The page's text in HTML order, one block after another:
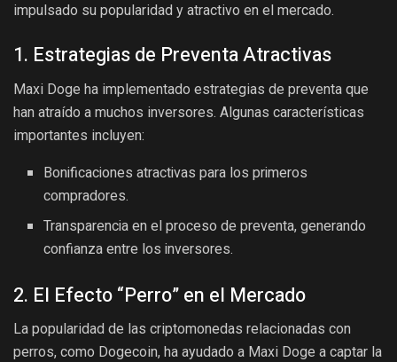
impulsado su popularidad y atractivo en el mercado.
1. Estrategias de Preventa Atractivas
Maxi Doge ha implementado estrategias de preventa que
han atraído a muchos inversores. Algunas características
importantes incluyen:
Bonificaciones atractivas para los primeros
compradores.
Transparencia en el proceso de preventa, generando
confianza entre los inversores.
2. El Efecto “Perro” en el Mercado
La popularidad de las criptomonedas relacionadas con
perros, como Dogecoin, ha ayudado a Maxi Doge a captar la